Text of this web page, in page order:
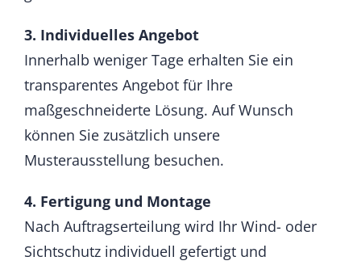
3. Individuelles Angebot
Innerhalb weniger Tage erhalten Sie ein
transparentes Angebot für Ihre
maßgeschneiderte Lösung. Auf Wunsch
können Sie zusätzlich unsere
Musterausstellung besuchen.
4. Fertigung und Montage
Nach Auftragserteilung wird Ihr Wind- oder
Sichtschutz individuell gefertigt und